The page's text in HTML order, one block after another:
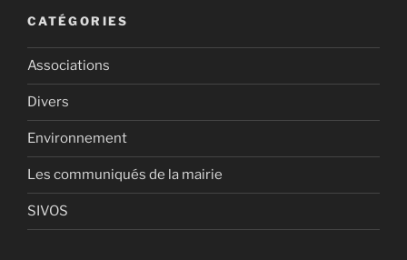
CATÉGORIES
Associations
Divers
Environnement
Les communiqués de la mairie
SIVOS